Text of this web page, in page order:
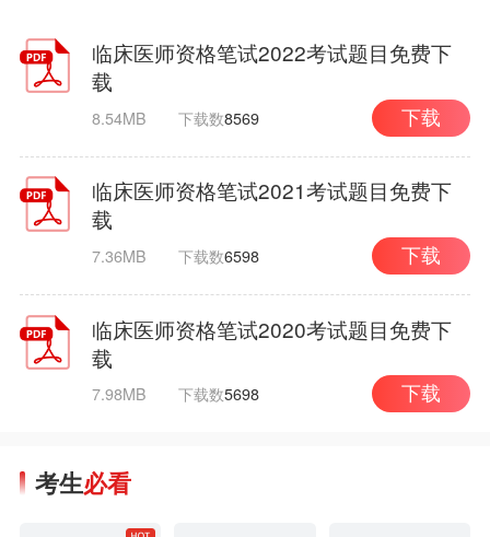
临床医师资格笔试2022考试题目免费下
载
8.54MB 下载数8569 下载
临床医师资格笔试2021考试题目免费下
载
7.36MB 下载数6598 下载
临床医师资格笔试2020考试题目免费下
载
7.98MB 下载数5698 下载
考生必看